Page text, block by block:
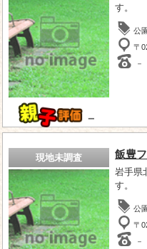
－
す。
公園
〒
－
現地未調査 飯豊
岩手県
す。
公園
〒
－